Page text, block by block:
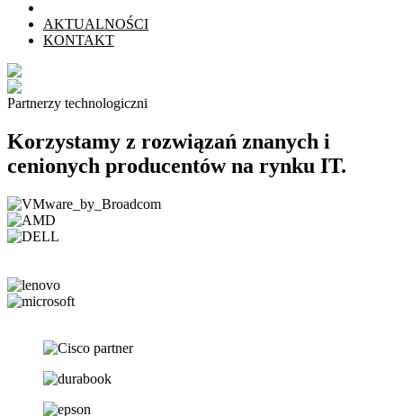
AKTUALNOŚCI
KONTAKT
Partnerzy technologiczni
Korzystamy z rozwiązań znanych i
cenionych producentów na rynku IT.